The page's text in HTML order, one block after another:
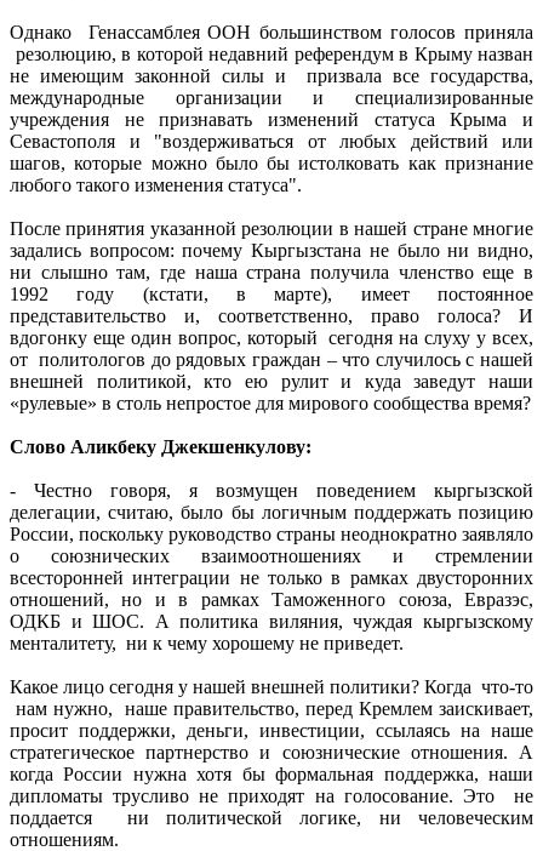
Однако Генассамблея ООН большинством голосов приняла
резолюцию, в которой недавний референдум в Крыму назван
не имеющим законной силы и призвала все государства,
международные организации и специализированные
учреждения не признавать изменений статуса Крыма и
Севастополя и "воздерживаться от любых действий или
шагов, которые можно было бы истолковать как признание
любого такого изменения статуса".
После принятия указанной резолюции в нашей стране многие
задались вопросом: почему Кыргызстана не было ни видно,
ни слышно там, где наша страна получила членство еще в
1992 году (кстати, в марте), имеет постоянное
представительство и, соответственно, право голоса? И
вдогонку еще один вопрос, который сегодня на слуху у всех,
от политологов до рядовых граждан – что случилось с нашей
внешней политикой, кто ею рулит и куда заведут наши
«рулевые» в столь непростое для мирового сообщества время?
Слово Аликбеку Джекшенкулову:
- Честно говоря, я возмущен поведением кыргызской
делегации, считаю, было бы логичным поддержать позицию
России, поскольку руководство страны неоднократно заявляло
о союзнических взаимоотношениях и стремлении
всесторонней интеграции не только в рамках двусторонних
отношений, но и в рамках Таможенного союза, Евразэс,
ОДКБ и ШОС. А политика виляния, чуждая кыргызскому
менталитету, ни к чему хорошему не приведет.
Какое лицо сегодня у нашей внешней политики? Когда что-то
нам нужно, наше правительство, перед Кремлем заискивает,
просит поддержки, деньги, инвестиции, ссылаясь на наше
стратегическое партнерство и союзнические отношения. А
когда России нужна хотя бы формальная поддержка, наши
дипломаты трусливо не приходят на голосование. Это не
поддается ни политической логике, ни человеческим
отношениям.